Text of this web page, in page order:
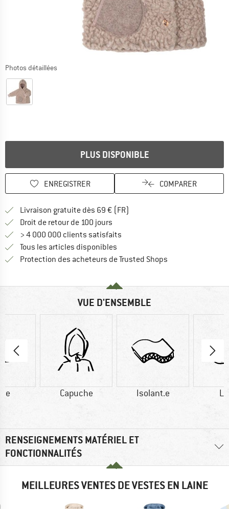
Photos détaillées
PLUS DISPONIBLE
ENREGISTRER COMPARER
Livraison gratuite dès 69 € (FR)
Droit de retour de 100 jours
> 4 000 000 clients satisfaits
Tous les articles disponibles
Protection des acheteurs de Trusted Shops
VUE D'ENSEMBLE
Capuche Isolant.e
RENSEIGNEMENTS MATÉRIEL ET
FONCTIONNALITÉS
MEILLEURES VENTES DE VESTES EN LAINE